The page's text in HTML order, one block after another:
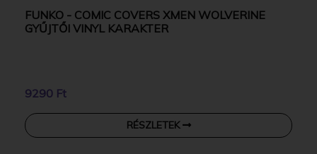
FUNKO - COMIC COVERS XMEN WOLVERINE
GYŰJTŐI VINYL KARAKTER
9290 Ft
RÉSZLETEK